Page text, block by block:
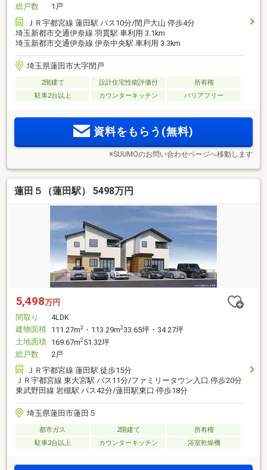
総戸数
1戸
ＪＲ宇都宮線 蓮田駅 バス10分/閏戸大山 停歩4分
埼玉新都市交通伊奈線 羽貫駅 車利用 3.1km
埼玉新都市交通伊奈線 伊奈中央駅 車利用 3.3km
埼玉県蓮田市大字閏戸
2階建て 設計住宅性能評価付
所有権
駐車2台以上
カウンターキッチン バリアフリー
資料をもらう(無料)
※SUUMOのお問い合わせページへ移動します
蓮田５（蓮田駅） 5498万円
5,498万円
間取り
4LDK
建物面積 111.27m2 ・113.29m2 33.65坪・34.27坪
土地面積 169.67m2 51.32坪
総戸数
2戸
ＪＲ宇都宮線 蓮田駅 徒歩15分
ＪＲ宇都宮線 東大宮駅 バス11分/ファミリータウン入口 停歩20分
東武野田線 岩槻駅 バス42分/蓮田駅東口 停歩18分
埼玉県蓮田市蓮田５
都市ガス 2階建て
所有権
駐車2台以上
カウンターキッチン 浴室乾燥機